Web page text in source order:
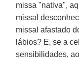
missa "nativa",
missal
missal afastado
lábios? E, se a
sensibilidades,